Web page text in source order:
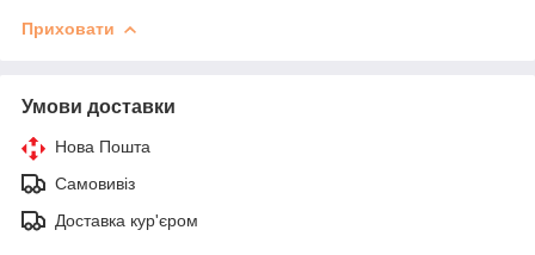
Приховати
Умови доставки
Нова Пошта
Самовивіз
Доставка кур'єром